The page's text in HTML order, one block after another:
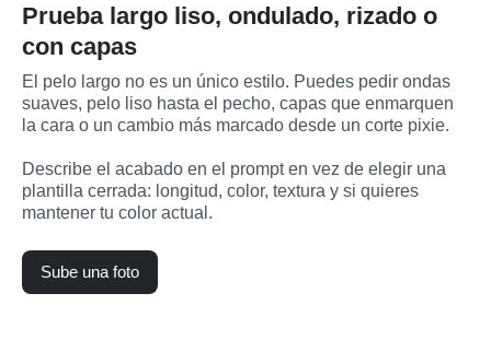
Prueba largo liso, ondulado, rizado o
con capas
El pelo largo no es un único estilo. Puedes pedir ondas
suaves, pelo liso hasta el pecho, capas que enmarquen
la cara o un cambio más marcado desde un corte pixie.
Describe el acabado en el prompt en vez de elegir una
plantilla cerrada: longitud, color, textura y si quieres
mantener tu color actual.
Sube una foto